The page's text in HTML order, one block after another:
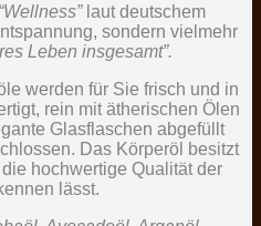
“Wellness”laut deutschem
sondern vielmehr
Leben insgesamt”.
werden für Sie frisch und in
rein mit ätherischen Ölen
Glasflaschen abgefüllt
Das Körperöl besitzt
hochwertige Qualität der
lässt.